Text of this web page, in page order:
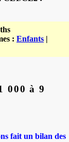
: Enfants |
000 à 9
fait un bilan des